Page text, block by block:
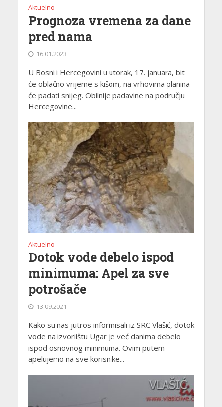
Aktuelno
Prognoza vremena za dane
pred nama
16.01.2023
U Bosni i Hercegovini u utorak, 17. januara, bit
će oblačno vrijeme s kišom, na vrhovima planina
će padati snijeg. Obilnije padavine na području
Hercegovine...
Aktuelno
Dotok vode debelo ispod
minimuma: Apel za sve
potrošače
13.09.2021
Kako su nas jutros informisali iz SRC Vlašić, dotok
vode na izvoriištu Ugar je već danima debelo
ispod osnovnog minimuma. Ovim putem
apelujemo na sve korisnike...